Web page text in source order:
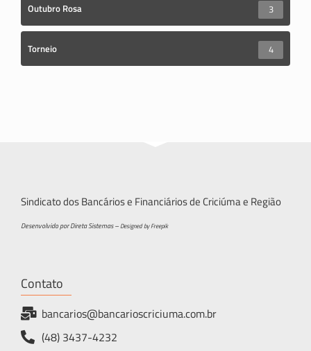
Outubro Rosa 3
Torneio 4
Sindicato dos Bancários e Financiários de Criciúma e Região
Desenvolvido por Direta Sistemas –Designed by Freepik
Contato
bancarios@bancarioscriciuma.com.br
(48) 3437-4232